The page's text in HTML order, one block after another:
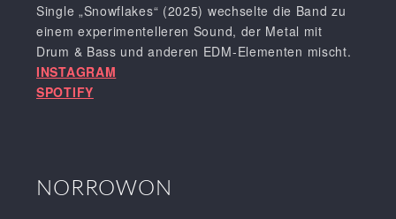
Single „Snowflakes“ (2025) wechselte die Band zu
einem experimentelleren Sound, der Metal mit
Drum & Bass und anderen EDM-Elementen mischt.
INSTAGRAM
SPOTIFY
NORROWON